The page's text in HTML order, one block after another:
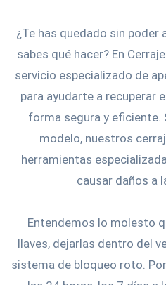
¿Te has quedado sin poder
sabes qué hacer? En
servicio especializado de
para ayudarte a recuperar
forma segura y eficiente.
modelo, nuestros
herramientas
causar daños a
Entendemos lo molesto
llaves, dejarlas dentro del
sistema de bloqueo roto.